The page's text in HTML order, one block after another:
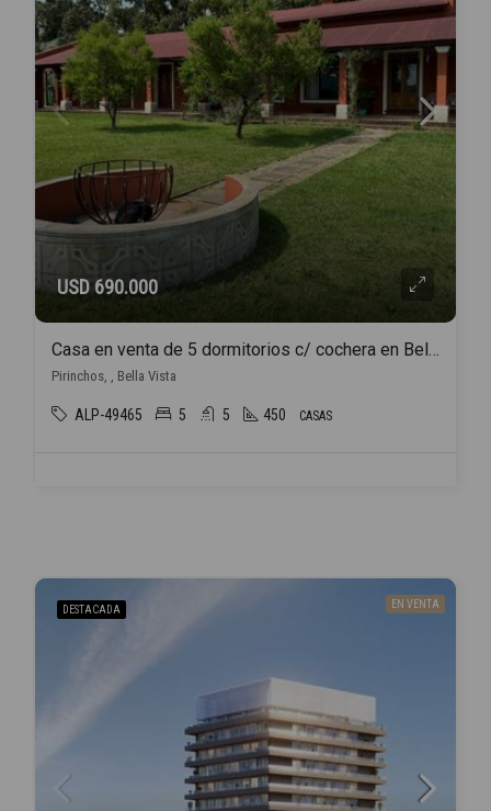
USD 690.000
Casa en venta de 5 dormitorios c/ cochera en Bella Vista
Pirinchos, , Bella Vista
ALP-49465 5 5 450 CASAS
DESTACADA EN VENTA